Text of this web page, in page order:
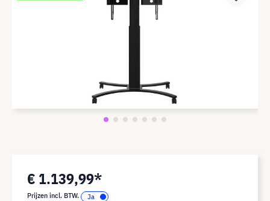
€ 1.139,99*
Prijzen incl. BTW.